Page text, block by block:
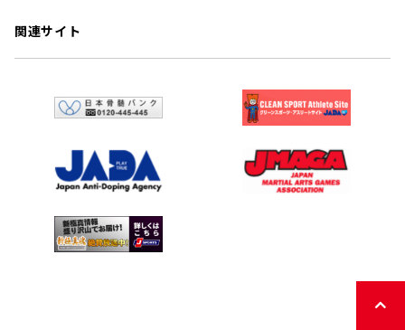
関連サイト